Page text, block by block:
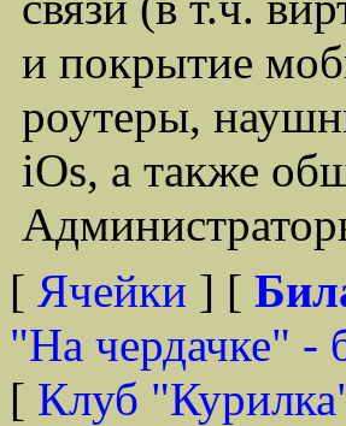
и покрытие
роутеры,
iOs, а также
[ Ячейки ] [
"На чердачке" -
[ Клуб